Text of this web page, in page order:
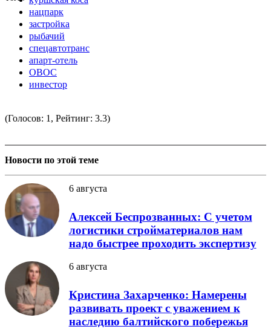
нацпарк
застройка
рыбачий
спецавтотранс
апарт-отель
ОВОС
инвестор
(Голосов: 1, Рейтинг: 3.3)
Новости по этой теме
6 августа
Алексей Беспрозванных: С учетом
логистики стройматериалов нам
надо быстрее проходить экспертизу
6 августа
Кристина Захарченко: Намерены
развивать проект с уважением к
наследию балтийского побережья